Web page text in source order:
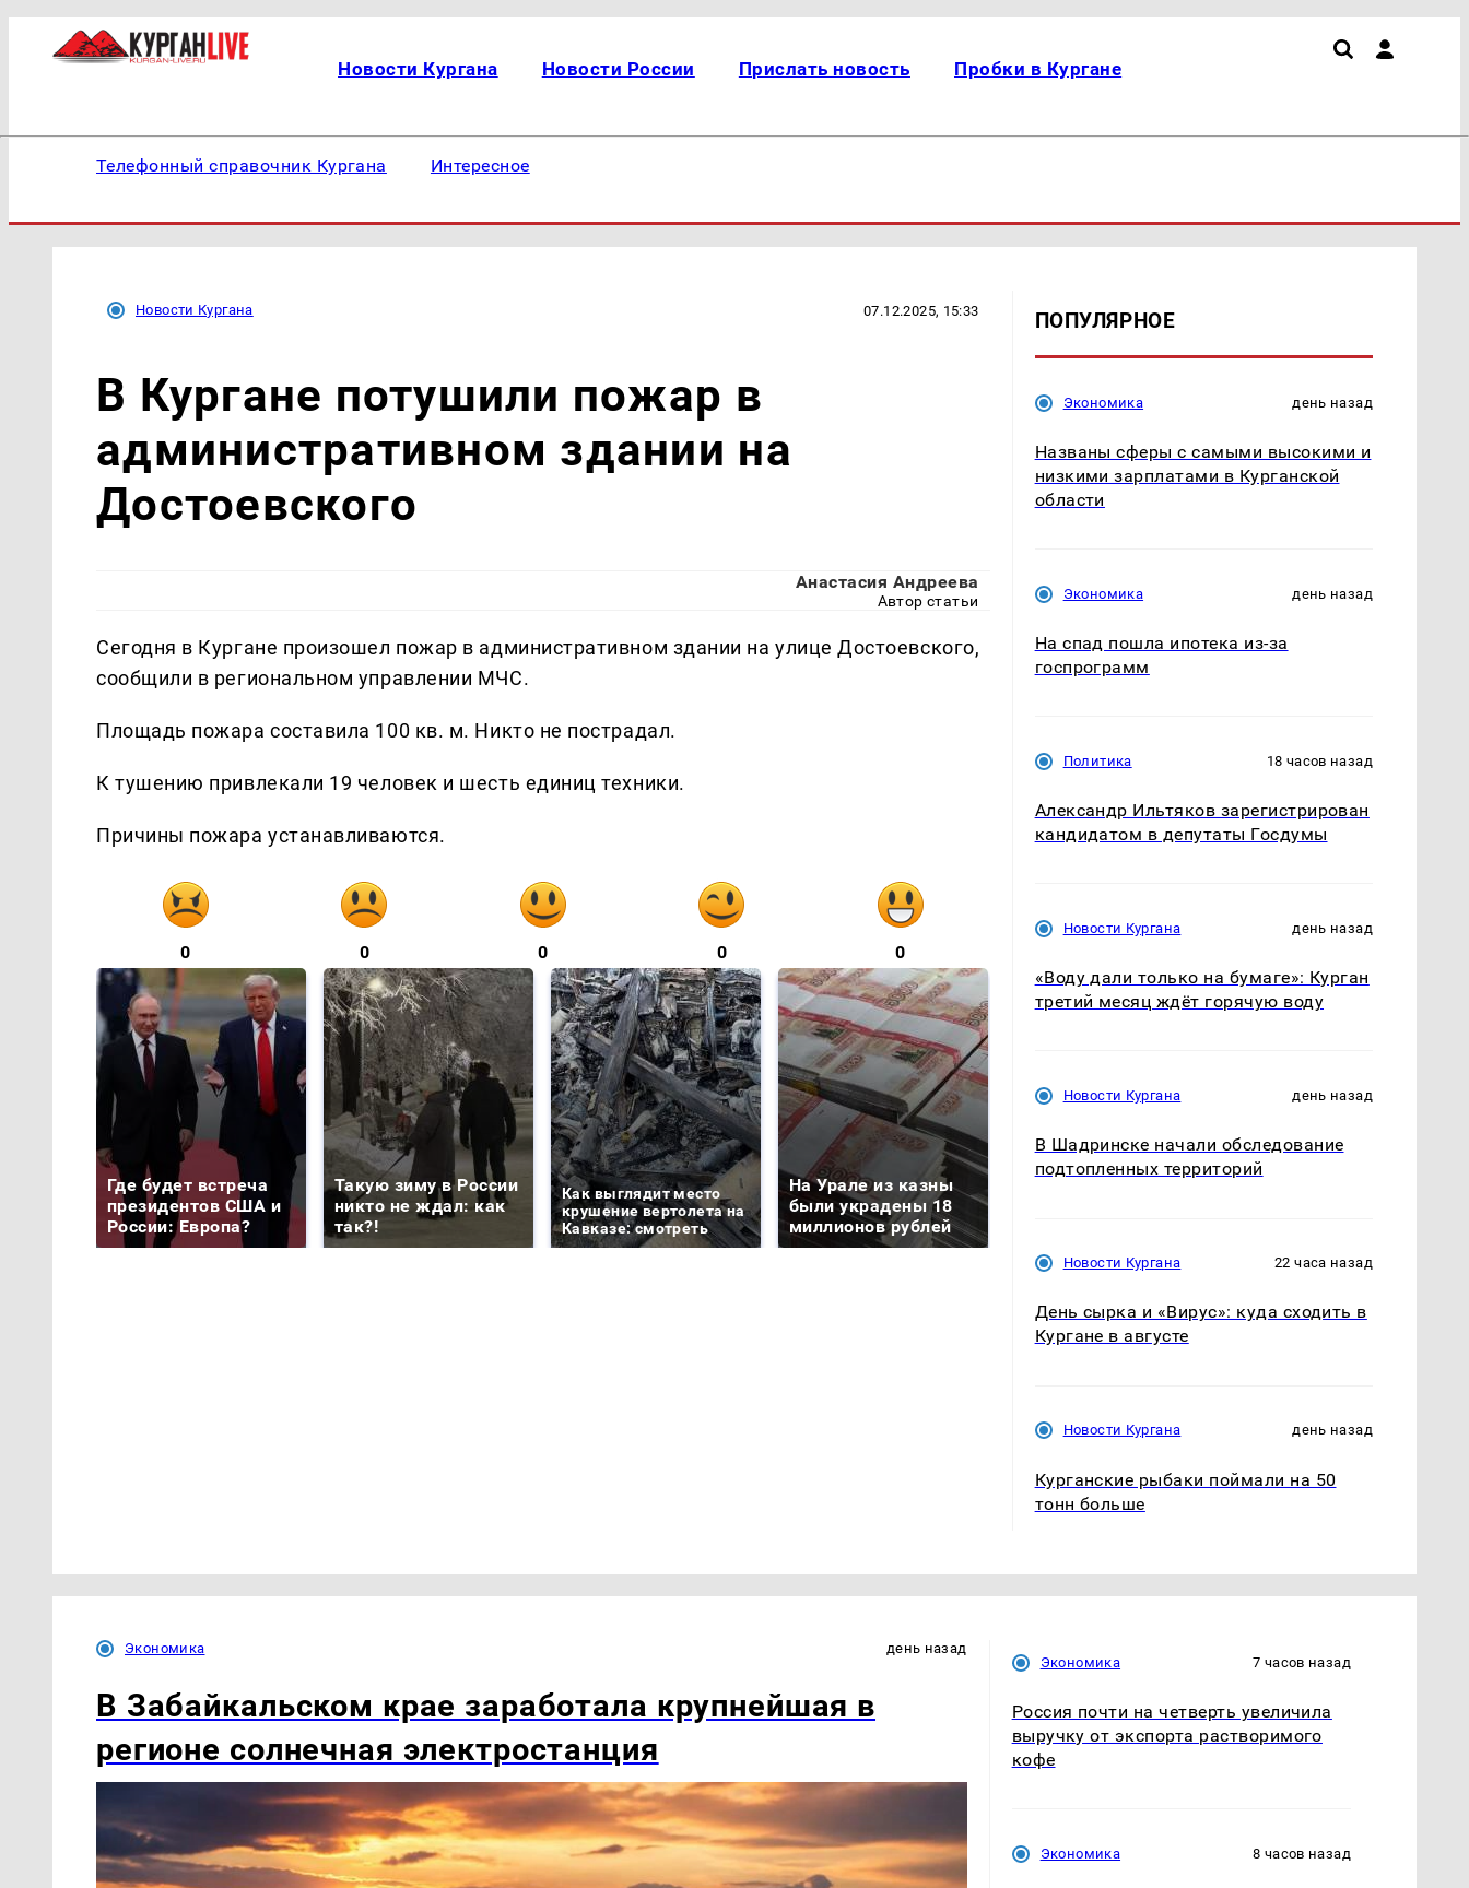
Новости Кургана Новости России Прислать новость Пробки в Кургане
Телефонный справочник Кургана Интересное
Новости Кургана 07.12.2025, 15:33
В Кургане потушили пожар в
административном здании на
Достоевского
Анастасия Андреева
Автор статьи
Сегодня в Кургане произошел пожар в административном здании на улице Достоевского,
сообщили в региональном управлении МЧС.
Площадь пожара составила 100 кв. м. Никто не пострадал.
К тушению привлекали 19 человек и шесть единиц техники.
Причины пожара устанавливаются.
0 0 0 0 0
Где будет встреча
президентов США и
России: Европа?
Такую зиму в России
никто не ждал: как
так?!
Как выглядит место
крушение вертолета на
Кавказе: смотреть
На Урале из казны
были украдены 18
миллионов рублей
ПОПУЛЯРНОЕ
Экономика день назад
Названы сферы с самыми высокими и
низкими зарплатами в Курганской
области
Экономика день назад
На спад пошла ипотека из-за
госпрограмм
Политика 18 часов назад
Александр Ильтяков зарегистрирован
кандидатом в депутаты Госдумы
Новости Кургана день назад
«Воду дали только на бумаге»: Курган
третий месяц ждёт горячую воду
Новости Кургана день назад
В Шадринске начали обследование
подтопленных территорий
Новости Кургана 22 часа назад
День сырка и «Вирус»: куда сходить в
Кургане в августе
Новости Кургана день назад
Курганские рыбаки поймали на 50
тонн больше
Экономика день назад
В Забайкальском крае заработала крупнейшая в
регионе солнечная электростанция
Экономика 7 часов назад
Россия почти на четверть увеличила
выручку от экспорта растворимого
кофе
Экономика 8 часов назад